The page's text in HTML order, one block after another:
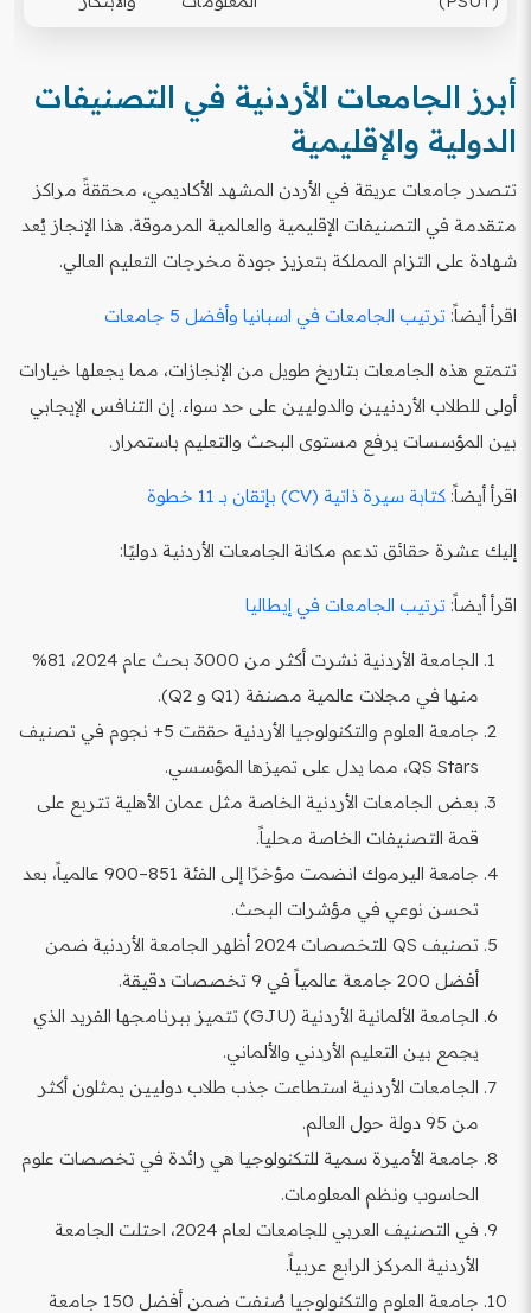
أبرز الجامعات الأردنية في التصنيفات
الدولية والإقليمية
تتصدر جامعات عريقة في الأردن المشهد الأكاديمي، محققةً مراكز
متقدمة في التصنيفات الإقليمية والعالمية المرموقة. هذا الإنجاز يُعد
شهادة على التزام المملكة بتعزيز جودة مخرجات التعليم العالي.
اقرأ أيضاً: ترتيب الجامعات في اسبانيا وأفضل 5 جامعات
تتمتع هذه الجامعات بتاريخ طويل من الإنجازات، مما يجعلها خيارات
أولى للطلاب الأردنيين والدوليين على حد سواء. إن التنافس الإيجابي
بين المؤسسات يرفع مستوى البحث والتعليم باستمرار.
اقرأ أيضاً: كتابة سيرة ذاتية (CV) بإتقان بـ 11 خطوة
إليك عشرة حقائق تدعم مكانة الجامعات الأردنية دوليًا:
اقرأ أيضاً: ترتيب الجامعات في إيطاليا
الجامعة الأردنية نشرت أكثر من 3000 بحث عام 2024، 81%
منها في مجلات عالمية مصنفة (Q1 و Q2).
جامعة العلوم والتكنولوجيا الأردنية حققت 5+ نجوم في تصنيف
QS Stars، مما يدل على تميزها المؤسسي.
بعض الجامعات الأردنية الخاصة مثل عمان الأهلية تتربع على
قمة التصنيفات الخاصة محلياً.
جامعة اليرموك انضمت مؤخرًا إلى الفئة 851–900 عالمياً، بعد
تحسن نوعي في مؤشرات البحث.
تصنيف QS للتخصصات 2024 أظهر الجامعة الأردنية ضمن
أفضل 200 جامعة عالمياً في 9 تخصصات دقيقة.
الجامعة الألمانية الأردنية (GJU) تتميز ببرنامجها الفريد الذي
يجمع بين التعليم الأردني والألماني.
الجامعات الأردنية استطاعت جذب طلاب دوليين يمثلون أكثر
من 95 دولة حول العالم.
جامعة الأميرة سمية للتكنولوجيا هي رائدة في تخصصات علوم
الحاسوب ونظم المعلومات.
في التصنيف العربي للجامعات لعام 2024، احتلت الجامعة
الأردنية المركز الرابع عربياً.
جامعة العلوم والتكنولوجيا صُنفت ضمن أفضل 150 جامعة